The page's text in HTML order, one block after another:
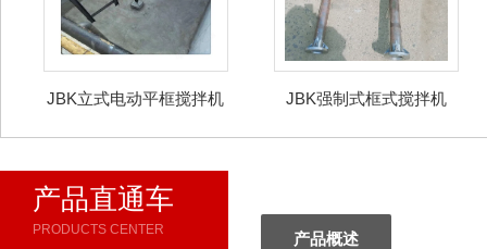
JBK立式电动平框搅拌机 JBK强制式框式搅拌机
产品直通车
PRODUCTS CENTER 产品概述